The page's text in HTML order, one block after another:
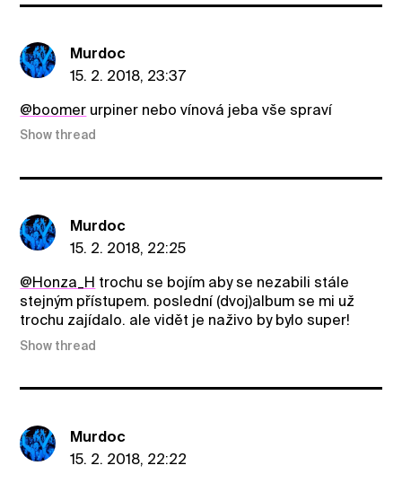
Murdoc
15. 2. 2018, 23:37
@boomer urpiner nebo vínová jeba vše spraví
Show thread
Murdoc
15. 2. 2018, 22:25
@Honza_H trochu se bojím aby se nezabili stále
stejným přístupem. poslední (dvoj)album se mi už
trochu zajídalo. ale vidět je naživo by bylo super!
Show thread
Murdoc
15. 2. 2018, 22:22